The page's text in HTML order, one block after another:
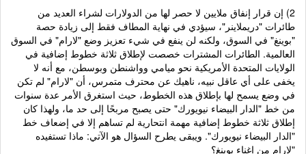
2) إن قرار إنفاق ملايين لا حصر لها من الدولارات لشراء العديد من
طائرات "دريملاينر"، سيؤدي في نهاية المطاف فقط إلى زيادة حصة
"بوينغ" في السوق، ولكنه لن ينفع في شيء تعزيز وضع "لارام" في السوق
العالمية. الطائرات المشترات خصصت لإطلاق ثلاثة خطوط إضافية في
الولايات المتحدة الأمريكية نحو ميامي وواشنطن وبوسطن، مع أنه لا
يخفى على أي عاقل نبيه، ناهيك عن محترف متمرس، أن "لارام" لم تكن
في وضع يسمح لها بإطلاق هذه الخطوط، حيث استغرق الأمر عدة سنوات
من خط "الدار البيضاء نيويورك" حتى يصبح مربحًا إلى حد ما، ولهذا كان
إطلاق ثلاثة خطوط إضافية مهمة انتحارية لم تساهم إلا في إضعاف خط
"الدار البيضاء نيويورك". ويبقى يطرح السؤال هو الآتي: ماذا تستفيده
"لارام من إغناء بوينغ؟